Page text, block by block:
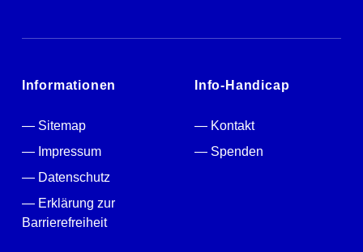
Informationen
Sitemap
Impressum
Datenschutz
Erklärung zur
Barrierefreiheit
Info-Handicap
Kontakt
Spenden